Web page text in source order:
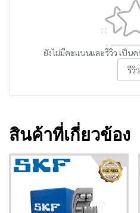
ยังไม่มีคะแนนและรีวิว เป็น
รีวิว
สินค้าที่เกี่ยวข้อง